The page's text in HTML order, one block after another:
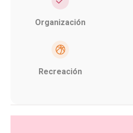
Organización
Recreación